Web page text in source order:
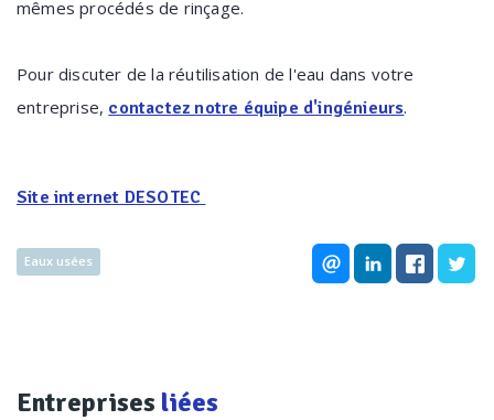
mêmes procédés de rinçage.
Pour discuter de la réutilisation de l'eau dans votre
entreprise, contactez notre équipe d'ingénieurs.
Site internet DESOTEC
Eaux usées
Entreprises liées